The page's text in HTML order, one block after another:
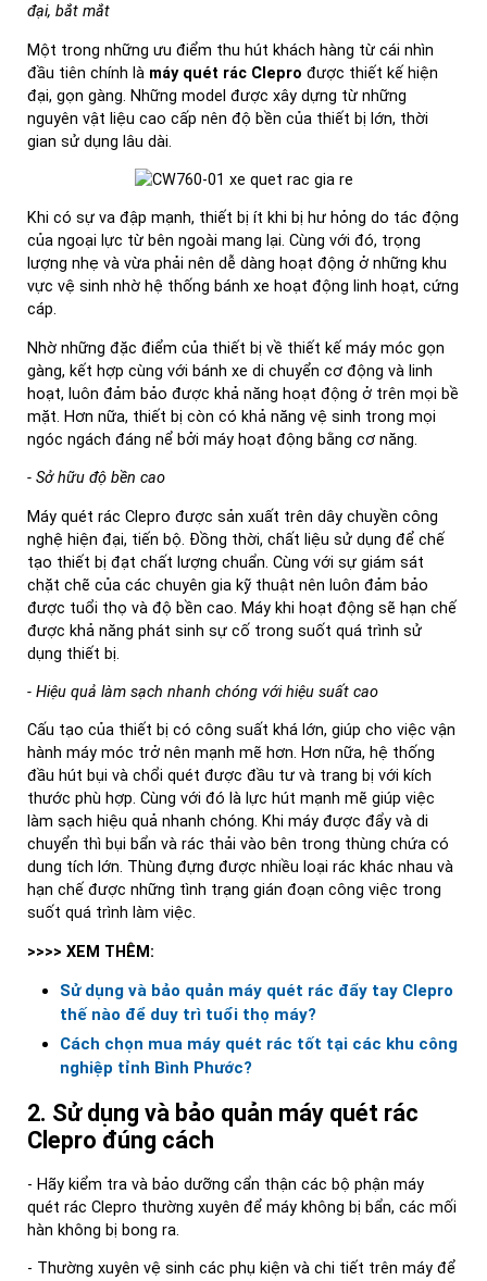
đại, bắt mắt
Một trong những ưu điểm thu hút khách hàng từ cái nhìn
đầu tiên chính là máy quét rác Clepro được thiết kế hiện
đại, gọn gàng. Những model được xây dựng từ những
nguyên vật liệu cao cấp nên độ bền của thiết bị lớn, thời
gian sử dụng lâu dài.
Khi có sự va đập mạnh, thiết bị ít khi bị hư hỏng do tác động
của ngoại lực từ bên ngoài mang lại. Cùng với đó, trọng
lượng nhẹ và vừa phải nên dễ dàng hoạt động ở những khu
vực vệ sinh nhờ hệ thống bánh xe hoạt động linh hoạt, cứng
cáp.
Nhờ những đặc điểm của thiết bị về thiết kế máy móc gọn
gàng, kết hợp cùng với bánh xe di chuyển cơ động và linh
hoạt, luôn đảm bảo được khả năng hoạt động ở trên mọi bề
mặt. Hơn nữa, thiết bị còn có khả năng vệ sinh trong mọi
ngóc ngách đáng nể bởi máy hoạt động bằng cơ năng.
- Sởhữu độ bền cao
Máy quét rác Clepro được sản xuất trên dây chuyền công
nghệ hiện đại, tiến bộ. Đồng thời, chất liệu sử dụng để chế
tạo thiết bị đạt chất lượng chuẩn. Cùng với sự giám sát
chặt chẽ của các chuyên gia kỹ thuật nên luôn đảm bảo
được tuổi thọ và độ bền cao. Máy khi hoạt động sẽ hạn chế
được khả năng phát sinh sự cố trong suốt quá trình sử
dụng thiết bị.
- Hiệu quả làm sạch nhanh chóng với hiệu suất cao
Cấu tạo của thiết bị có công suất khá lớn, giúp cho việc vận
hành máy móc trở nên mạnh mẽ hơn. Hơn nữa, hệ thống
đầu hút bụi và chổi quét được đầu tư và trang bị với kích
thước phù hợp. Cùng với đó là lực hút mạnh mẽ giúp việc
làm sạch hiệu quả nhanh chóng. Khi máy được đẩy và di
chuyển thì bụi bẩn và rác thải vào bên trong thùng chứa có
dung tích lớn. Thùng đựng được nhiều loại rác khác nhau và
hạn chế được những tình trạng gián đoạn công việc trong
suốt quá trình làm việc.
>>>> XEM THÊM:
Sử dụng và bảo quản máy quét rác đẩy tay Clepro
thế nào để duy trì tuổi thọ máy?
Cách chọn mua máy quét rác tốt tại các khu công
nghiệp tỉnh Bình Phước?
2. Sửdụng và bảo quản máy quét rác
Clepro đúng cách
- Hãy kiểm tra và bảo dưỡng cẩn thận các bộ phận máy
quét rác Clepro thường xuyên để máy không bị bẩn, các mối
hàn không bị bong ra.
- Thường xuyên vệ sinh các phụ kiện và chi tiết trên máy để